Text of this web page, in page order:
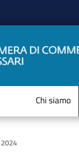
Chi siamo
2024